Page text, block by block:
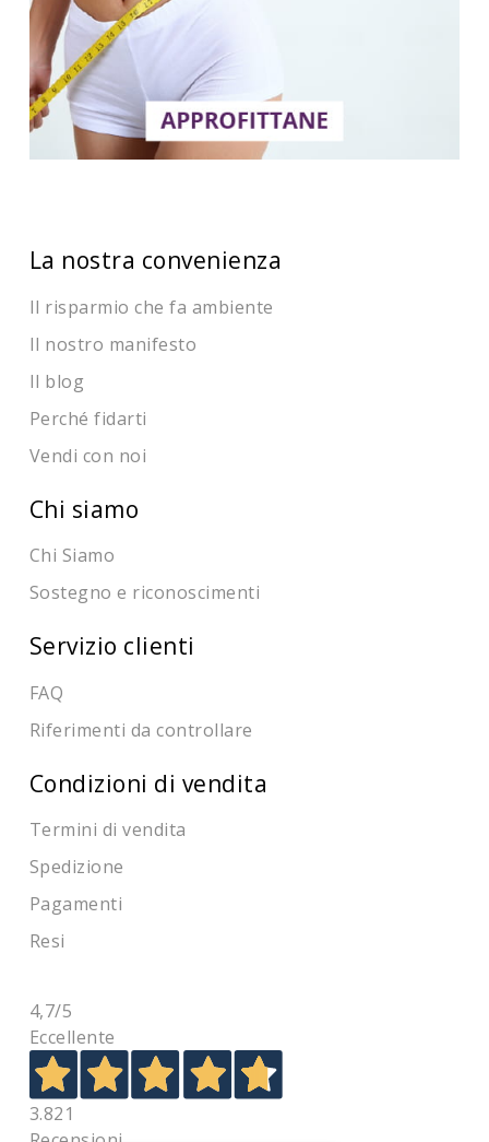
La nostra convenienza
Il risparmio che fa ambiente
Il nostro manifesto
Il blog
Perché fidarti
Vendi con noi
Chi siamo
Chi Siamo
Sostegno e riconoscimenti
Servizio clienti
FAQ
Riferimenti da controllare
Condizioni di vendita
Termini di vendita
Spedizione
Pagamenti
Resi
4,7/5
Eccellente
3.821